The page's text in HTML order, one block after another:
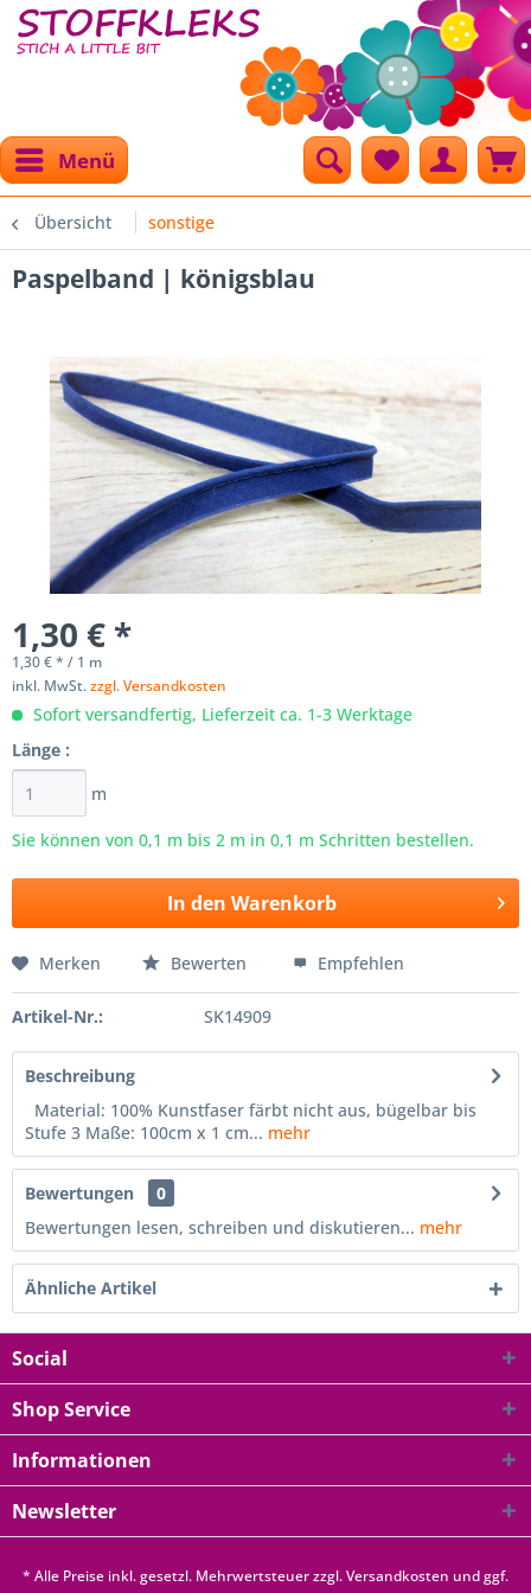
Menü
Übersicht sonstige
Paspelband | königsblau
1,30 € *
1,30 € * / 1 m
inkl. MwSt.zzgl. Versandkosten
Sofort versandfertig, Lieferzeit ca. 1-3 Werktage
Länge :
m
Sie können von 0,1 m bis 2 m in 0,1 m Schritten bestellen.
In den Warenkorb
Merken Bewerten Empfehlen
Artikel-Nr.: SK14909
Beschreibung
Material: 100% Kunstfaser färbt nicht aus, bügelbar bis
Stufe 3 Maße: 100cm x 1 cm... mehr
Bewertungen
0
Bewertungen lesen, schreiben und diskutieren... mehr
Ähnliche Artikel
Social
Shop Service
Informationen
Newsletter
* Alle Preise inkl. gesetzl. Mehrwertsteuer zzgl.Versandkosten und ggf.